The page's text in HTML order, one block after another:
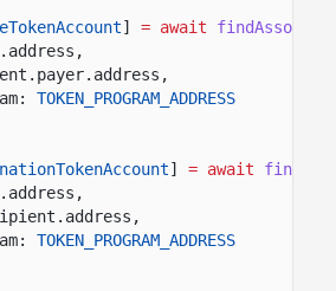
] = await
TOKEN_PROGRAM_ADDRESS
] = await
TOKEN_PROGRAM_ADDRESS